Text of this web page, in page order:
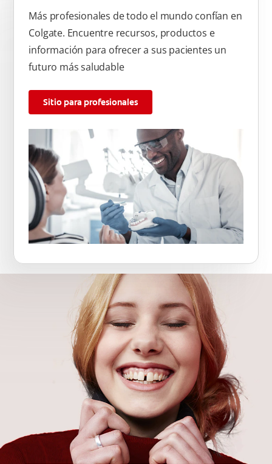
Más profesionales de todo el mundo confían en
Colgate. Encuentre recursos, productos e
información para ofrecer a sus pacientes un
futuro más saludable
Sitio para profesionales